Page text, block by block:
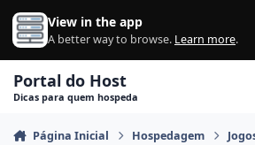
Ir para conteúdo
View in the app
A better way to browse. Learn more.
Portal do Host
Dicas para quem hospeda
Página Inicial Hospedagem